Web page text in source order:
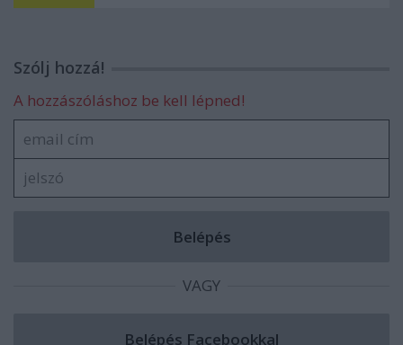
Szólj hozzá!
A hozzászóláshoz be kell lépned!
VAGY